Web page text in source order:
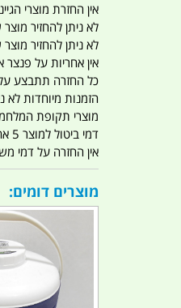
אין החזרת מוצרי
לא ניתן להחזיר
לא ניתן להחזיר
אין אחריות על פנצר
כל החזרה תתבצע על
הזמנות מיוחדות לא
מוצרי תקופת
דמי ביטול למוצר 5 אחוז
אין החזרה על דמי
מוצרים דומים: